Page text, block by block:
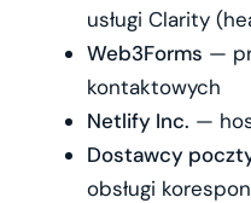
usługi Clarity
Web3Forms —
kontaktowych
Netlify Inc. —
Dostawcy
obsługi